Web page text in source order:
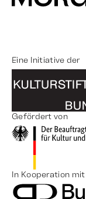
Eine Initiative der
Gefördert von
In Kooperation mit